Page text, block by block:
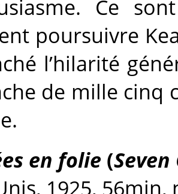
Ce
poursuivre
l’hilarité
de mille cinq
en folie (Seven
1925,